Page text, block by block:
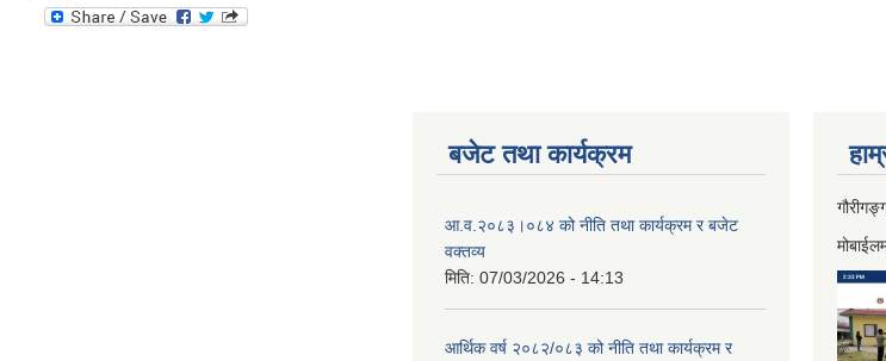
बजेट तथा कार्यक्रम
आ.व.२०८३।०८४ को नीति तथा कार्यक्रम र बजेट
वक्तव्य
मिति: 07/03/2026 - 14:13
आर्थिक वर्ष २०८२/०८३ को नीति तथा कार्यक्रम र